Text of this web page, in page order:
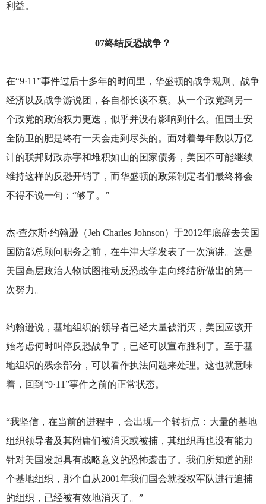
利益。
07终结反恐战争？
在“9·11”事件过后十多年的时间里，华盛顿的战争规则、战争
经济以及战争游说团，各自都长谈不衰。从一个政党到另一
个政党的政治权力更迭，似乎并没有影响到什么。但国土安
全防卫的肥是终有一天会走到尽头的。面对着每年数以万亿
计的联邦财政赤字和堆积如山的国家债务，美国不可能继续
维持这样的反恐开销了，而华盛顿的政策制定者们最终将会
不得不说一句：“够了。”
杰·查尔斯·约翰逊（Jeh Charles Johnson）于2012年底辞去美国
国防部总顾问职务之前，在牛津大学发表了一次演讲。这是
美国高层政治人物试图推动反恐战争走向终结所做出的第一
次努力。
约翰逊说，基地组织的领导者已经大量被消灭，美国应该开
始考虑何时叫停反恐战争了，已经可以宣布胜利了。至于基
地组织的残余部分，可以看作执法问题来处理。这也就意味
着，回到“9·11”事件之前的正常状态。
“我坚信，在当前的进程中，会出现一个转折点：大量的基地
组织领导者及其附庸们被消灭或被捕，其组织再也没有能力
针对美国发起具有战略意义的恐怖袭击了。我们所知道的那
个基地组织，那个自从2001年我们国会就授权军队进行追捕
的组织，已经被有效地消灭了。”